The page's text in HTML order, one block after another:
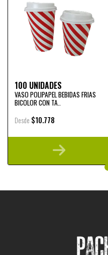
100 UNIDADES
VASO POLIPAPEL BEBIDAS FRIAS
BICOLOR CON TA..
Desde $10.778